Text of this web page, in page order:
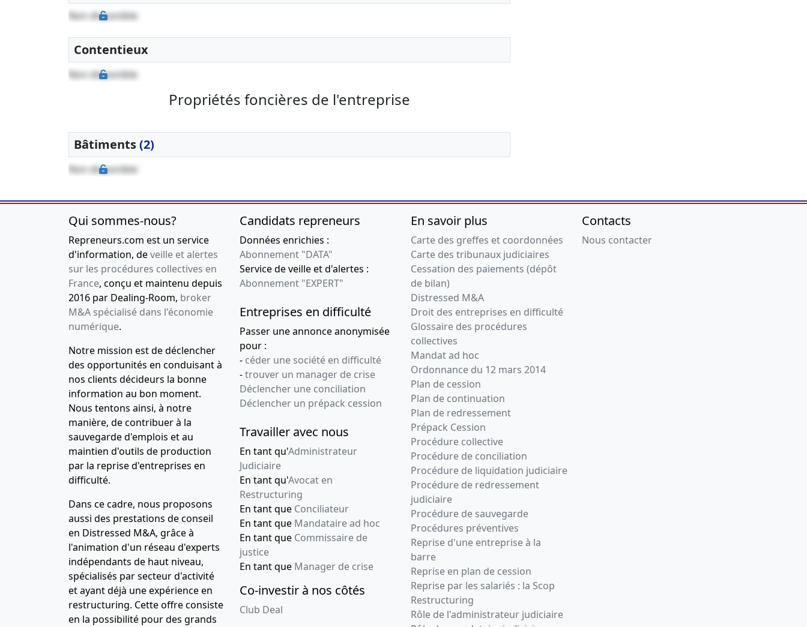
Non disponible
Contentieux
Non disponible
Propriétés foncières de l'entreprise
Bâtiments(2)
Non disponible
Qui sommes-nous?
Repreneurs.com est un service
d'information, deveille et alertes
sur les procédures collectives en
France, conçu et maintenu depuis
2016 par Dealing-Room, broker
M&A spécialisé dans l'économie
numérique.
Notre mission est de déclencher
des opportunités en conduisant à
nos clients décideurs la bonne
information au bon moment.
Nous tentons ainsi, à notre
manière, de contribuer à la
sauvegarde d'emplois et au
maintien d'outils de production
par la reprise d'entreprises en
difficulté.
Dans ce cadre, nous proposons
aussi des prestations de conseil
en Distressed M&A, grâce à
l'animation d'un réseau d'experts
indépendants de haut niveau,
spécialisés par secteur d'activité
et ayant déjà une expérience en
restructuring. Cette offre consiste
en la possibilité pour des grands
Candidats repreneurs
Données enrichies :
Abonnement "DATA"
Service de veille et d'alertes :
Abonnement "EXPERT"
Entreprises en difficulté
Passer une annonce anonymisée
pour :
- céder une société en difficulté
-trouver un manager de crise
Déclencher une conciliation
Déclencher un prépack cession
Travailler avec nous
En tant qu'Administrateur
Judiciaire
En tant qu'Avocat en
Restructuring
En tant que Conciliateur
En tant que Mandataire ad hoc
En tant que Commissaire de
justice
En tant que Manager de crise
Co-investir à nos côtés
Club Deal
En savoir plus
Carte des greffes et coordonnées
Carte des tribunaux judiciaires
Cessation des paiements (dépôt
de bilan)
Distressed M&A
Droit des entreprises en difficulté
Glossaire des procédures
collectives
Mandat ad hoc
Ordonnance du 12 mars 2014
Plan de cession
Plan de continuation
Plan de redressement
Prépack Cession
Procédure collective
Procédure de conciliation
Procédure de liquidation judiciaire
Procédure de redressement
judiciaire
Procédure de sauvegarde
Procédures préventives
Reprise d'une entreprise à la
barre
Reprise en plan de cession
Reprise par les salariés : la Scop
Restructuring
Rôle de l'administrateur judiciaire
Contacts
Nous contacter